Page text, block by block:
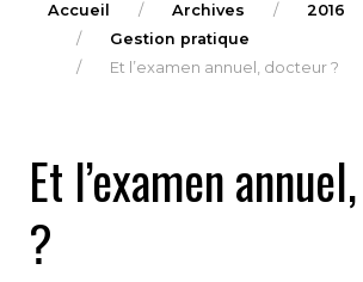
Accueil Archives 2016
Gestion pratique
Et l’examen annuel, docteur ?
Et l’examen
?